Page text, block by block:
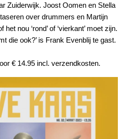
Zuiderwijk. Joost Oomen en Stella
over drummers en Martijn
nou ‘rond’ of ‘vierkant’ moet zijn.
die ook?’ is Frank Evenblij te gast.
€ 14.95 incl. verzendkosten.